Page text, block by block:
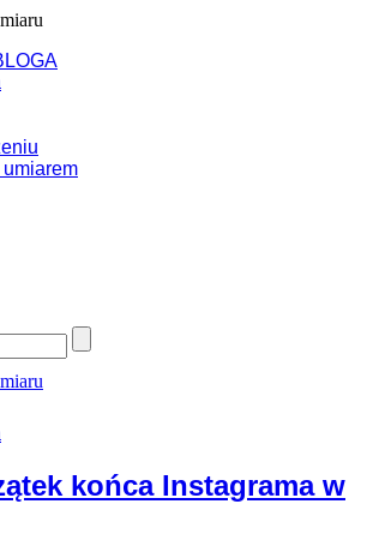
końca Instagrama w